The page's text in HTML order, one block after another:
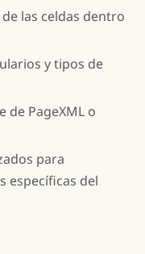
las celdas dentro
y tipos de
de PageXML o
para
específicas del